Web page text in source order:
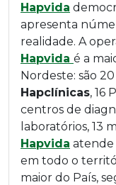
Hapvida
apresenta
realidade. A
Hapvida é a
Nordeste: são
Hapclínicas, 16
centros de
laboratórios, 13
Hapvida atende
em todo o
maior do País,